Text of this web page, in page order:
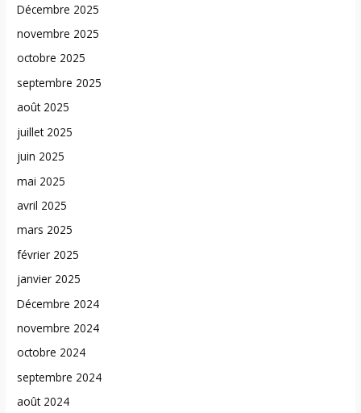
Décembre 2025
novembre 2025
octobre 2025
septembre 2025
août 2025
juillet 2025
juin 2025
mai 2025
avril 2025
mars 2025
février 2025
janvier 2025
Décembre 2024
novembre 2024
octobre 2024
septembre 2024
août 2024